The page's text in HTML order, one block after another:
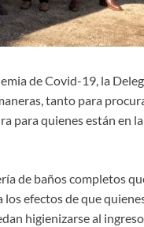
de Covid-19, la
tanto para
para quienes están en
de baños completos
efectos de que
higienizarse al ingreso